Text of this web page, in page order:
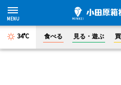
34°C 食べる 見る・遊ぶ